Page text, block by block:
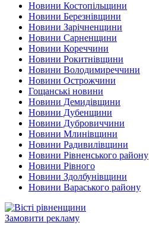
Новини Костопільщини
Новини Березнівщини
Новини Зарічненщини
Новини Сарненщини
Новини Кореччини
Новини Рокитнівщини
Новини Володимиреччини
Новини Острожчини
Гощанські новини
Новини Демидівщини
Новини Дубенщини
Новини Дубровиччини
Новини Млинівщини
Новини Радивилівщини
Новини Рівненського району
Новини Рівного
Новини Здолбунівщини
Новини Вараського району
Замовити рекламу